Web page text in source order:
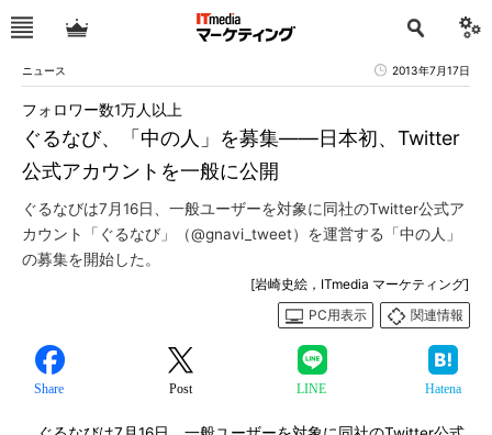
ニュース 2013年7月17日
ぐるなび、「中の人」を募集――日本初、Twitter
公式アカウントを一般に公開
フォロワー数1万人以上
ぐるなびは7月16日、一般ユーザーを対象に同社のTwitter公式ア
カウント「ぐるなび」（@gnavi_tweet）を運営する「中の人」
の募集を開始した。
[岩崎史絵，ITmedia マーケティング]
PC用表示
関連情報
Share Post LINE Hatena